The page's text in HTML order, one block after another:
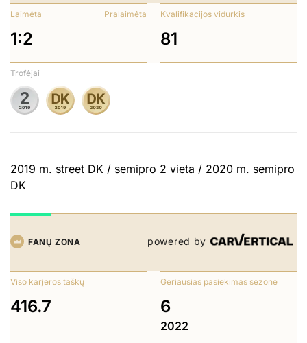
Trofėjai
Laimėta Pralaimėta
1:2
Kvalifikacijos vidurkis
81
2019 m. street DK / semipro 2 vieta / 2020 m. semipro
DK
FANŲ ZONA powered by
Viso karjeros taškų
416.7
Geriausias pasiekimas sezone
6
2022